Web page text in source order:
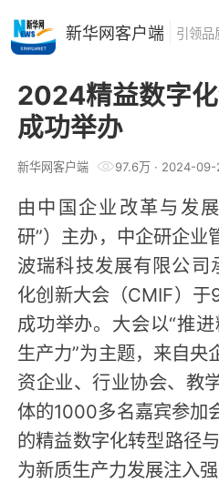
2024精益数字
成功举办
新华网客户端 97.6万· 2024-09-
由中国企业改革与发
研”）主办，中企研企业
波瑞科技发展有限公
化创新大会（CMIF）
成功举办。大会以“推
生产力”为主题，来自央
资企业、行业协会、教
体的1000多名嘉宾参加
的精益数字化转型路径
为新质生产力发展注入强
新华网客户端 引领品